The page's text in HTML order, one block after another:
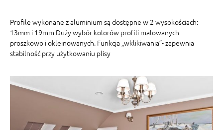
Profile wykonane z aluminium są dostępne w 2 wysokościach:
13mm i 19mm Duży wybór kolorów profili malowanych
proszkowo i okleinowanych. Funkcja „wklikiwania”- zapewnia
stabilność przy użytkowaniu plisy